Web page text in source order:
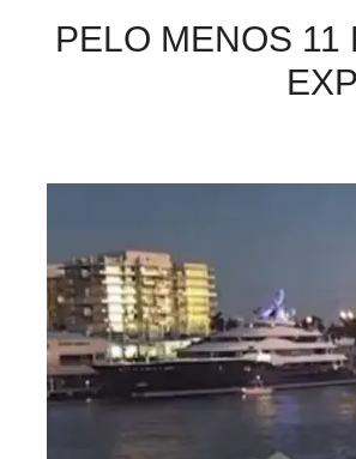
PELO MENOS 11